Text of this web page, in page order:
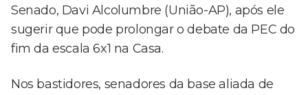
Senado, Davi Alcolumbre (União-AP), após ele
sugerir que pode prolongar o debate da PEC do
fim da escala 6x1 na Casa.
Nos bastidores, senadores da base aliada de